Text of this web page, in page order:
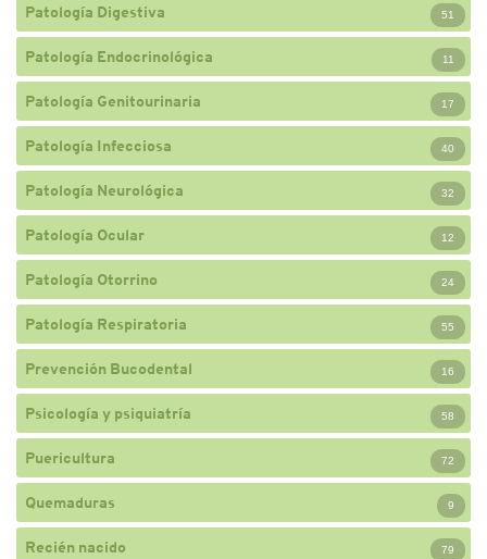
Patología Digestiva 51
Patología Endocrinológica 11
Patología Genitourinaria 17
Patología Infecciosa 40
Patología Neurológica 32
Patología Ocular 12
Patología Otorrino 24
Patología Respiratoria 55
Prevención Bucodental 16
Psicología y psiquiatría 58
Puericultura 72
Quemaduras 9
Recién nacido 79